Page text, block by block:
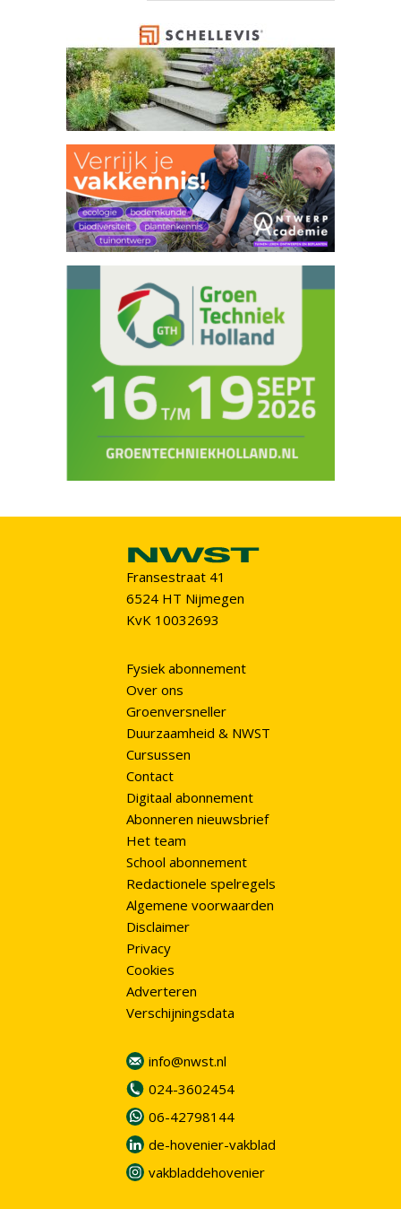
Fransestraat 41
6524 HT Nijmegen
KvK 10032693
Fysiek abonnement
Over ons
Groenversneller
Duurzaamheid & NWST
Cursussen
Contact
Digitaal abonnement
Abonneren nieuwsbrief
Het team
School abonnement
Redactionele spelregels
Algemene voorwaarden
Disclaimer
Privacy
Cookies
Adverteren
Verschijningsdata
info@nwst.nl
024-3602454
06-42798144
de-hovenier-vakblad
vakbladdehovenier